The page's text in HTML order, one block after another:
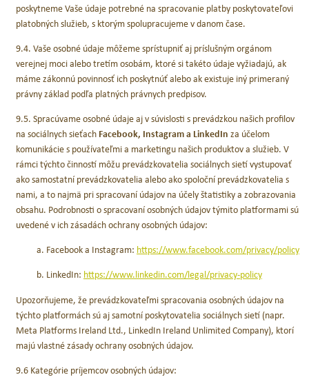
poskytneme Vaše údaje potrebné na spracovanie platby poskytovateľovi
platobných služieb, s ktorým spolupracujeme v danom čase.
9.4. Vaše osobné údaje môžeme sprístupniť aj príslušným orgánom
verejnej moci alebo tretím osobám, ktoré si takéto údaje vyžiadajú, ak
máme zákonnú povinnosť ich poskytnúť alebo ak existuje iný primeraný
právny základ podľa platných právnych predpisov.
9.5. Spracúvame osobné údaje aj v súvislosti s prevádzkou našich profilov
na sociálnych sieťach Facebook, Instagram a LinkedIn za účelom
komunikácie s používateľmi a marketingu našich produktov a služieb. V
rámci týchto činností môžu prevádzkovatelia sociálnych sietí vystupovať
ako samostatní prevádzkovatelia alebo ako spoloční prevádzkovatelia s
nami, a to najmä pri spracovaní údajov na účely štatistiky a zobrazovania
obsahu. Podrobnosti o spracovaní osobných údajov týmito platformami sú
uvedené v ich zásadách ochrany osobných údajov:
a. Facebook a Instagram: https://www.facebook.com/privacy/policy
b. LinkedIn: https://www.linkedin.com/legal/privacy-policy
Upozorňujeme, že prevádzkovateľmi spracovania osobných údajov na
týchto platformách sú aj samotní poskytovatelia sociálnych sietí (napr.
Meta Platforms Ireland Ltd., LinkedIn Ireland Unlimited Company), ktorí
majú vlastné zásady ochrany osobných údajov.
9.6 Kategórie príjemcov osobných údajov: